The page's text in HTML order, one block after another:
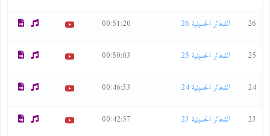
26 الشعائر الحسينية 26 00:51:20
25 الشعائر الحسينية 25 00:50:03
24 الشعائر الحسينية 24 00:46:33
23 الشعائر الحسينية 23 00:42:57